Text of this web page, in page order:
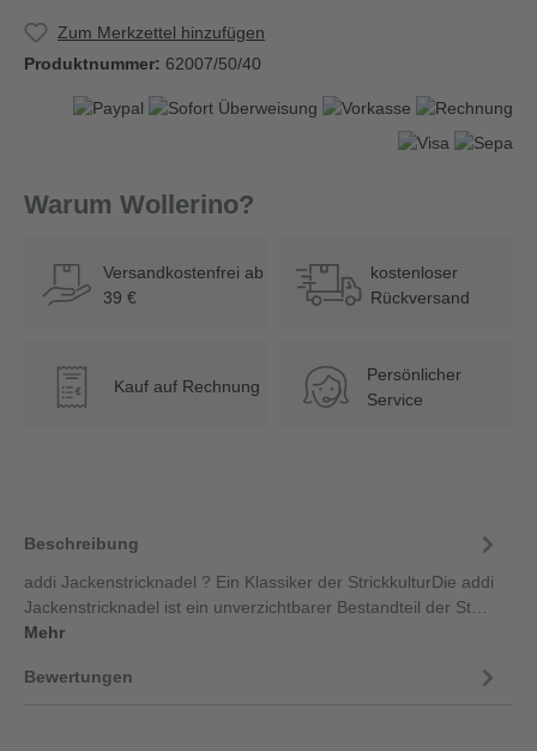
Zum Merkzettel hinzufügen
Produktnummer: 62007/50/40
Warum Wollerino?
Versandkostenfrei ab
39 €
kostenloser
Rückversand
€ Kauf auf Rechnung
Persönlicher
Service
Beschreibung
addi Jackenstricknadel ? Ein Klassiker der StrickkulturDie addi
Jackenstricknadel ist ein unverzichtbarer Bestandteil der St…
Mehr
Bewertungen